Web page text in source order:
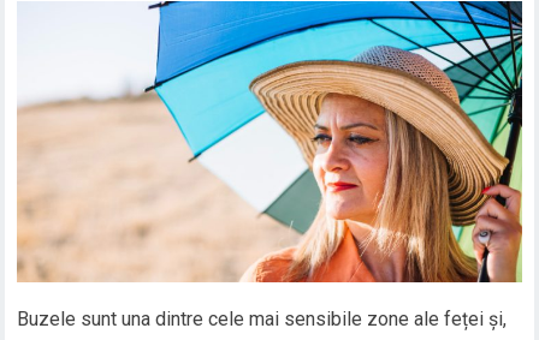
Buzele sunt una dintre cele mai sensibile zone ale feței și,